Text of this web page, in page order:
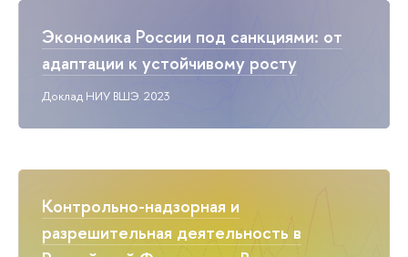
Экономика России под санкциями: от
адаптации к устойчивому росту
Доклад НИУ ВШЭ. 2023
Контрольно-надзорная и
разрешительная деятельность в